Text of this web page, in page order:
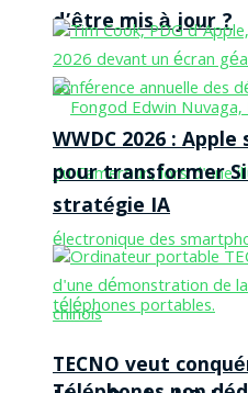
d’être mis à jour ?
WWDC 2026 :
pour transformer
stratégie IA
TECNO veut